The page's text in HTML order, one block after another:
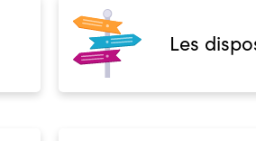
Les